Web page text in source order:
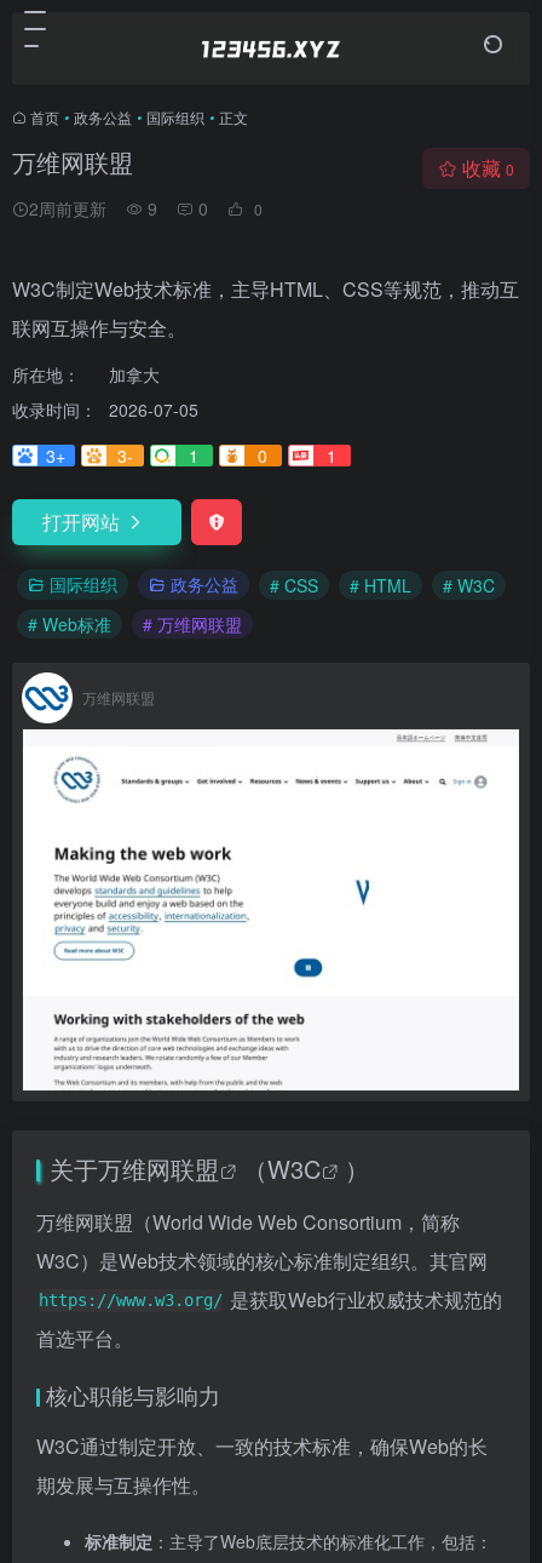
首页 • 政务公益 • 国际组织 • 正文
万维网联盟
2周前更新 9 0 0
收藏 0
W3C制定Web技术标准，主导HTML、CSS等规范，推动互
联网互操作与安全。
所在地：
加拿大
收录时间：
2026-07-05
3+
3- 1 0 1
打开网站
国际组织 政务公益 # CSS # HTML
# W3C
# Web标准
# 万维网联盟
万维网联盟
关于万维网联盟 （W3C ）
万维网联盟（World Wide Web Consortium，简称
W3C）是Web技术领域的核心标准制定组织。其官网
https://www.w3.org/ 是获取Web行业权威技术规范的
首选平台。
核心职能与影响力
W3C通过制定开放、一致的技术标准，确保Web的长
期发展与互操作性。
标准制定 ：主导了Web底层技术的标准化工作，包括：